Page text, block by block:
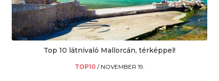
Top 10 látnivaló Mallorcán, térképpel!
TOP10 / NOVEMBER 19.